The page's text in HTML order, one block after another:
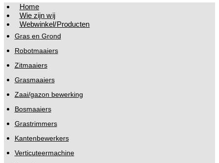
Home
Wie zijn wij
Webwinkel/Producten
Gras en Grond
Robotmaaiers
Zitmaaiers
Grasmaaiers
Zaai/gazon bewerking
Bosmaaiers
Grastrimmers
Kantenbewerkers
Verticuteermachine